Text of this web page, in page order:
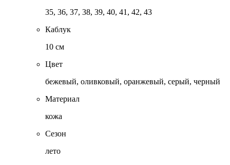
35, 36, 37, 38, 39, 40, 41, 42, 43
Каблук
10 см
Цвет
бежевый, оливковый, оранжевый, серый, черный
Материал
кожа
Сезон
лето